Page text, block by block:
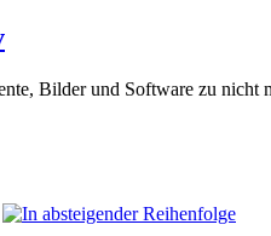
Bilder und Software zu nicht